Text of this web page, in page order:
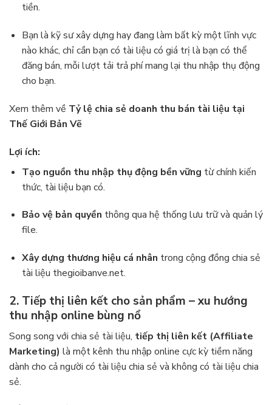
tiền.
Bạn là kỹ sư xây dựng hay đang làm bất kỳ một lĩnh vực
nào khác, chỉ cần bạn có tài liệu có giá trị là bạn có thể
đăng bán, mỗi lượt tải trả phí mang lại thu nhập thụ động
cho bạn.
Xem thêm về Tỷ lệ chia sẻ doanh thu bán tài liệu tại
Thế Giới Bản Vẽ
Lợi ích:
Tạo nguồn thu nhập thụ động bền vững từ chính kiến
thức, tài liệu bạn có.
Bảo vệ bản quyền thông qua hệ thống lưu trữ và quản lý
file.
Xây dựng thương hiệu cá nhân trong cộng đồng chia sẻ
tài liệu thegioibanve.net.
2. Tiếp thị liên kết cho sản phẩm – xu hướng
thu nhập online bùng nổ
Song song với chia sẻ tài liệu, tiếp thị liên kết (Affiliate
Marketing) là một kênh thu nhập online cực kỳ tiềm năng
dành cho cả người có tài liệu chia sẻ và không có tài liệu chia
sẻ.